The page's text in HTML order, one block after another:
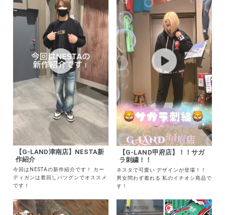
【G-LAND津南店】NESTA新
作紹介
今回はNESTAの新作紹介です！ カー
ディガンは着回しバツグンでオススメ
【G-LAND甲府店】！！サガ
ラ刺繍！！
ネスタで可愛い デザインが登場！！
男女問わず着れる 私のイチオシ商品で